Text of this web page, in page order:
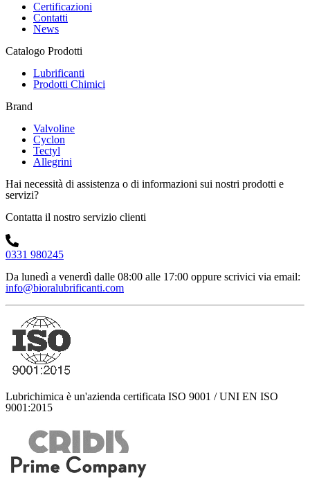
Certificazioni
Contatti
News
Catalogo Prodotti
Lubrificanti
Prodotti Chimici
Brand
Valvoline
Cyclon
Tectyl
Allegrini
Hai necessità di assistenza o di informazioni sui nostri prodotti e
servizi?
Contatta il nostro servizio clienti
0331 980245
Da lunedì a venerdì dalle 08:00 alle 17:00 oppure scrivici via email:
info@bioralubrificanti.com
Lubrichimica è un'azienda certificata ISO 9001 / UNI EN ISO
9001:2015